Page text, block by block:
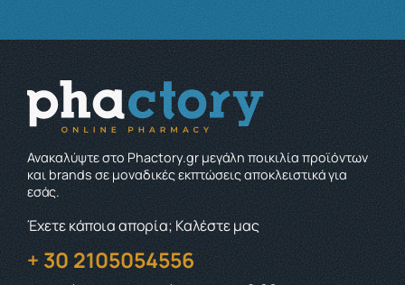
Ανακαλύψτε στο Phactory.gr μεγάλη ποικιλία προϊόντων
και brands σε μοναδικές εκπτώσεις αποκλειστικά για
εσάς.
Έχετε κάποια απορία; Καλέστε μας
+ 30 2105054556